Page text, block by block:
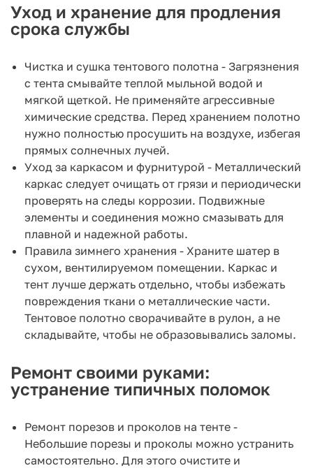
Уход и хранение для продления
срока службы
Чистка и сушка тентового полотна - Загрязнения
с тента смывайте теплой мыльной водой и
мягкой щеткой. Не применяйте агрессивные
химические средства. Перед хранением полотно
нужно полностью просушить на воздухе, избегая
прямых солнечных лучей.
Уход за каркасом и фурнитурой - Металлический
каркас следует очищать от грязи и периодически
проверять на следы коррозии. Подвижные
элементы и соединения можно смазывать для
плавной и надежной работы.
Правила зимнего хранения - Храните шатер в
сухом, вентилируемом помещении. Каркас и
тент лучше держать отдельно, чтобы избежать
повреждения ткани о металлические части.
Тентовое полотно сворачивайте в рулон, а не
складывайте, чтобы не образовывались заломы.
Ремонт своими руками:
устранение типичных поломок
Ремонт порезов и проколов на тенте -
Небольшие порезы и проколы можно устранить
самостоятельно. Для этого очистите и